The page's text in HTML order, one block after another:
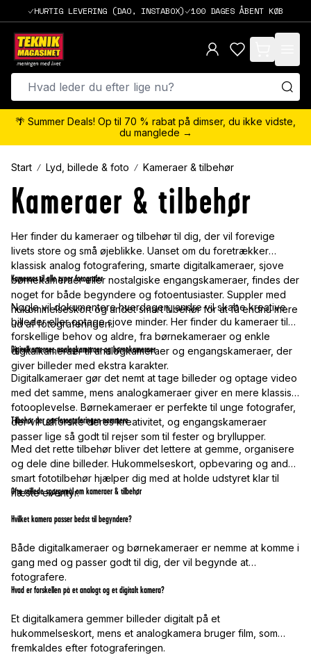
HURTIG LEVERING (DAO, INSTABOX) 100 DAGES ÅBENT KØB
items in cart,
🌴 Summer Deals! Op til 70 % rabat på dimser, du ikke vidste,
du manglede →
Start Lyd, billede & foto Kameraer & tilbehør
Kameraer & tilbehør
Her finder du kameraer og tilbehør til dig, der vil forevige
livets store og små øjeblikke. Uanset om du foretrækker
klassisk analog fotografering, smarte digitalkameraer, sjove
børnekameraer eller nostalgiske engangskameraer, findes der
noget for både begyndere og fotoentusiaster. Suppler med
hukommelseskort og andet smart tilbehør for at få endnu mere
ud af fotograferingen.
Kameraer til alle typer fotografer
Nogle vil dokumentere hverdagen, andre vil skabe kreative
billeder eller optage sjove minder. Her finder du kameraer til
forskellige behov og aldre, fra børnekameraer og enkle
digitalkameraer til analogkameraer og engangskameraer, der
giver billeder med ekstra karakter.
Digitalkameraer, analogkameraer og børnekameraer
Digitalkameraer gør det nemt at tage billeder og optage video
med det samme, mens analogkameraer giver en mere klassisk
fotooplevelse. Børnekameraer er perfekte til unge fotografer,
der vil udforske deres kreativitet, og engangskameraer
passer lige så godt til rejser som til fester og bryllupper.
Tilbehør der gør fotograferingen nemmere
Med det rette tilbehør bliver det lettere at gemme, organisere
og dele dine billeder. Hukommelseskort, opbevaring og andet
smart fototilbehør hjælper dig med at holde udstyret klar til
næste eventyr.
Ofte stillede spørgsmål om kameraer & tilbehør
Hvilket kamera passer bedst til begyndere?
Både digitalkameraer og børnekameraer er nemme at komme i
gang med og passer godt til dig, der vil begynde at
fotografere.
Hvad er forskellen på et analogt og et digitalt kamera?
Et digitalkamera gemmer billeder digitalt på et
hukommelseskort, mens et analogkamera bruger film, som
fremkaldes efter fotograferingen.